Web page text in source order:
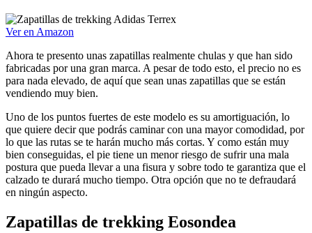
Ver en Amazon
Ahora te presento unas zapatillas realmente chulas y que han sido
fabricadas por una gran marca. A pesar de todo esto, el precio no es
para nada elevado, de aquí que sean unas zapatillas que se están
vendiendo muy bien.
Uno de los puntos fuertes de este modelo es su amortiguación, lo
que quiere decir que podrás caminar con una mayor comodidad, por
lo que las rutas se te harán mucho más cortas. Y como están muy
bien conseguidas, el pie tiene un menor riesgo de sufrir una mala
postura que pueda llevar a una fisura y sobre todo te garantiza que el
calzado te durará mucho tiempo. Otra opción que no te defraudará
en ningún aspecto.
Zapatillas de trekking Eosondea